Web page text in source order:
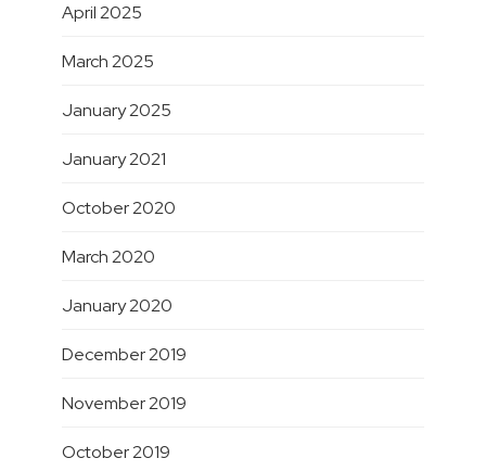
April 2025
March 2025
January 2025
January 2021
October 2020
March 2020
January 2020
December 2019
November 2019
October 2019